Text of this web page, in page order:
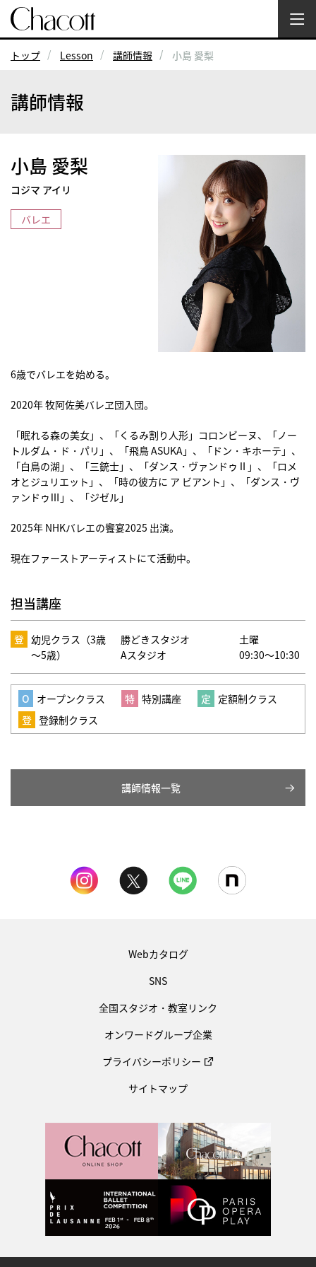
トップ Lesson 講師情報 小島 愛梨
講師情報
小島 愛梨
コジマ アイリ
バレエ
6歳でバレエを始める。
2020年 牧阿佐美バレヱ団入団。
「眠れる森の美女」、「くるみ割り人形」コロンビーヌ、「ノー
トルダム・ド・パリ」、「飛鳥 ASUKA」、「ドン・キホーテ」、
「白鳥の湖」、「三銃士」、「ダンス・ヴァンドゥⅡ」、「ロメ
オとジュリエット」、「時の彼方に ア ビアント」、「ダンス・ヴ
ァンドゥⅢ」、「ジゼル」
2025年 NHKバレエの饗宴2025 出演。
現在ファーストアーティストにて活動中。
担当講座
幼児クラス（3歳
～5歳）
勝どきスタジオ
Aスタジオ
土曜
09:30～10:30
オープンクラス 特別講座
定額制クラス
登録制クラス
講師情報一覧
Webカタログ
SNS
全国スタジオ・教室リンク
オンワードグループ企業
プライバシーポリシー
サイトマップ